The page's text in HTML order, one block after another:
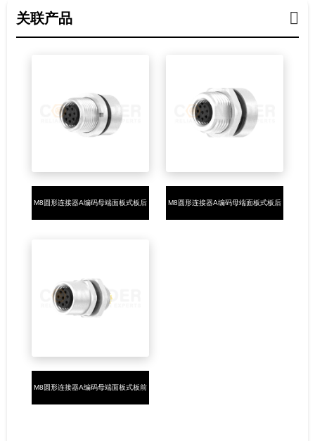
关联产品
M8圆形连接器A编码母端面板式板后 M8圆形连接器A编码母端面板式板后
M8圆形连接器A编码母端面板式板前